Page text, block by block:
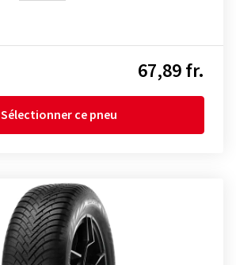
67,89 fr.
Sélectionner ce pneu